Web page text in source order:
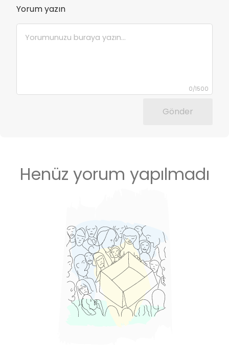
Yorum yazın
0/1500
Gönder
Henüz yorum yapılmadı